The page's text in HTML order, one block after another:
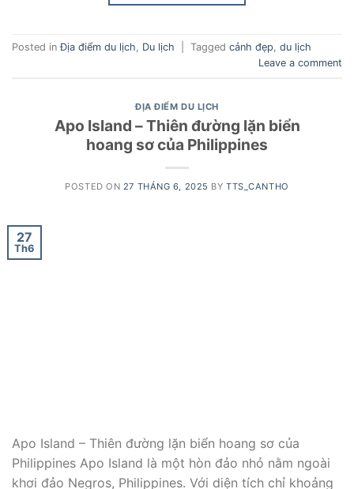
Posted inĐịa điểm du lịch, Du lịch Tagged cảnh đẹp, du lịch
Leave a comment
ĐỊA ĐIỂM DU LỊCH
Apo Island – Thiên đường lặn biển
hoang sơ của Philippines
POSTED ON 27 THÁNG 6, 2025 BYTTS_CANTHO
27
Th6
Apo Island – Thiên đường lặn biển hoang sơ của
Philippines Apo Island là một hòn đảo nhỏ nằm ngoài
khơi đảo Negros, Philippines. Với diện tích chỉ khoảng